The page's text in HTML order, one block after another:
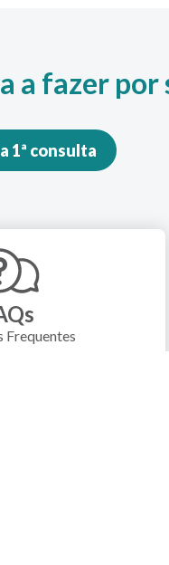
a fazer por
1ª consulta
Frequentes